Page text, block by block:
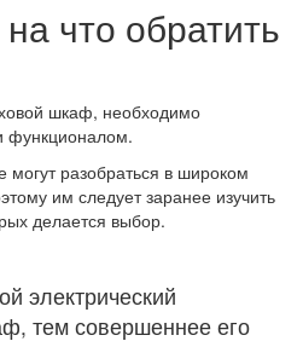
что обратить
шкаф, необходимо
функционалом.
могут разобраться в широком
им следует заранее изучить
делается выбор.
электрический
тем совершеннее его